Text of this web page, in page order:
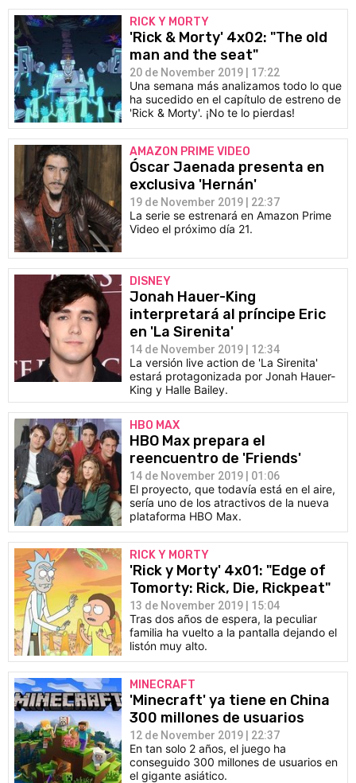
RICK Y MORTY
'Rick & Morty' 4x02: "The old
man and the seat"
20 de November 2019 | 17:22
Una semana más analizamos todo lo que
ha sucedido en el capítulo de estreno de
'Rick & Morty'. ¡No te lo pierdas!
AMAZON PRIME VIDEO
Óscar Jaenada presenta en
exclusiva 'Hernán'
19 de November 2019 | 22:37
La serie se estrenará en Amazon Prime
Video el próximo día 21.
DISNEY
Jonah Hauer-King
interpretará al príncipe Eric
en 'La Sirenita'
14 de November 2019 | 12:34
La versión live action de 'La Sirenita'
estará protagonizada por Jonah Hauer-
King y Halle Bailey.
HBO MAX
HBO Max prepara el
reencuentro de 'Friends'
14 de November 2019 | 01:06
El proyecto, que todavía está en el aire,
sería uno de los atractivos de la nueva
plataforma HBO Max.
RICK Y MORTY
'Rick y Morty' 4x01: "Edge of
Tomorty: Rick, Die, Rickpeat"
13 de November 2019 | 15:04
Tras dos años de espera, la peculiar
familia ha vuelto a la pantalla dejando el
listón muy alto.
MINECRAFT
'Minecraft' ya tiene en China
300 millones de usuarios
12 de November 2019 | 22:37
En tan solo 2 años, el juego ha
conseguido 300 millones de usuarios en
el gigante asiático.